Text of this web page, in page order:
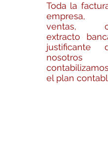
Toda la
empresa,
ventas,
extracto
justificante
el plan